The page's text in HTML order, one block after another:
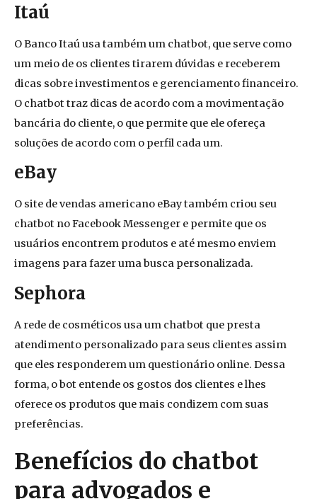
Itaú
O Banco Itaúusatambém um chatbot, que serve como
um meio de os clientes tirarem dúvidas e receberem
dicas sobre investimentos e gerenciamento financeiro.
O chatbot traz dicas de acordo com a movimentação
bancária do cliente, o que permite que ele ofereça
soluções de acordo com o perfil cada um.
eBay
O site de vendas americano eBay também criou seu
chatbot no Facebook Messenger e permite que os
usuários encontrem produtos e até mesmo enviem
imagens para fazer uma busca personalizada.
Sephora
A rede de cosméticos usaum chatbot que presta
atendimento personalizado para seus clientes assim
que eles responderem um questionário online. Dessa
forma, o bot entende os gostos dos clientes e lhes
oferece os produtos que mais condizem com suas
preferências.
Benefícios do chatbot
para advogados e